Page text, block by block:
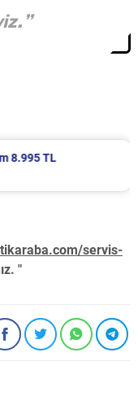
TL
servis-
"